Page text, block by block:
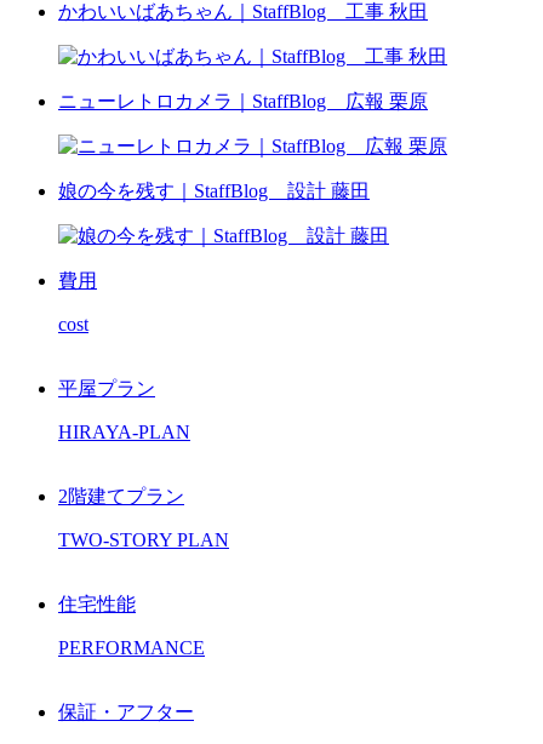
かわいいばあちゃん｜StaffBlog 工事 秋田
ニューレトロカメラ｜StaffBlog 広報 栗原
娘の今を残す｜StaffBlog 設計 藤田
費用
cost
平屋プラン
HIRAYA-PLAN
2階建てプラン
TWO-STORY PLAN
住宅性能
PERFORMANCE
保証・アフター